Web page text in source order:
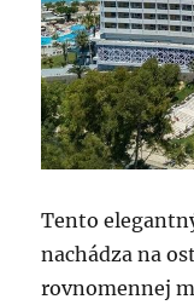
Tento
nachádza na
rovnomennej